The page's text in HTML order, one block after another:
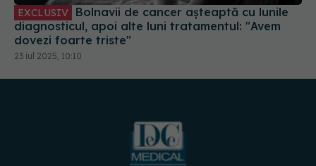
EXCLUSIV
diagnosticul, apoi alte luni tratamentul: "Avem
dovezi foarte triste"
23 iul 2025, 10:10